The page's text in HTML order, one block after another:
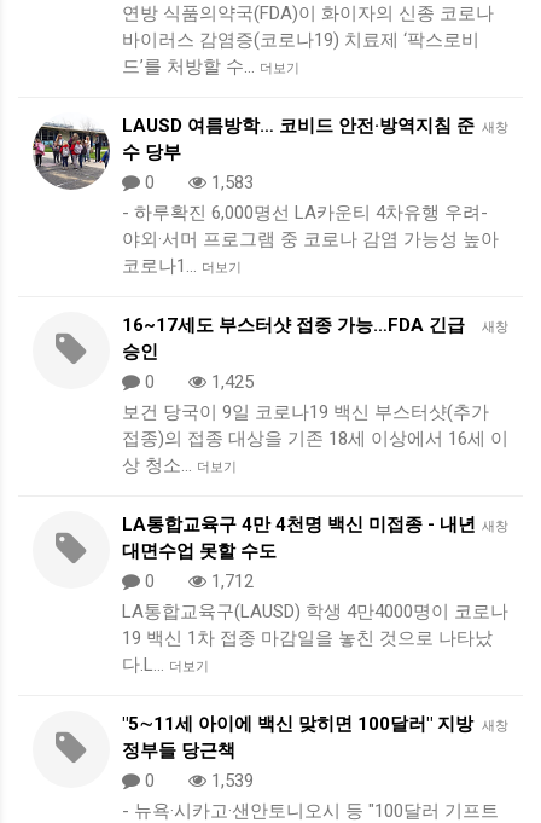
연방 식품의약국(FDA)이 화이자의 신종 코로나
바이러스 감염증(코로나19) 치료제 ‘팍스로비
드’를 처방할 수… 더보기
새창
LAUSD 여름방학… 코비드 안전·방역지침 준
수 당부
0
1,583
- 하루확진 6,000명선 LA카운티 4차유행 우려-
야외·서머 프로그램 중 코로나 감염 가능성 높아
코로나1… 더보기
새창
16~17세도 부스터샷 접종 가능…FDA 긴급
승인
0
1,425
보건 당국이 9일 코로나19 백신 부스터샷(추가
접종)의 접종 대상을 기존 18세 이상에서 16세 이
상 청소… 더보기
새창
LA통합교육구 4만 4천명 백신 미접종 - 내년
대면수업 못할 수도
0
1,712
LA통합교육구(LAUSD) 학생 4만4000명이 코로나
19 백신 1차 접종 마감일을 놓친 것으로 나타났
다.L… 더보기
새창
"5∼11세 아이에 백신 맞히면 100달러" 지방
정부들 당근책
0
1,539
- 뉴욕·시카고·샌안토니오시 등 "100달러 기프트